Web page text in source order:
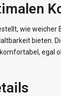
wie
bieten.
egal